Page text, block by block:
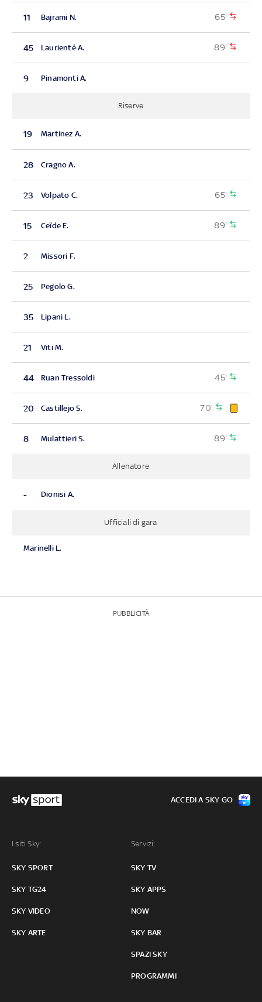
11 Bajrami N. 65'
45 Laurienté A. 89'
9 Pinamonti A.
Riserve
19 Martinez A.
28 Cragno A.
23 Volpato C. 65'
15 Ceïde E. 89'
2 Missori F.
25 Pegolo G.
35 Lipani L.
21 Viti M.
44 Ruan Tressoldi 45'
20 Castillejo S. 70'
8 Mulattieri S. 89'
Allenatore
- Dionisi A.
Ufficiali di gara
Marinelli L.
PUBBLICITÀ
I siti Sky:
SKY SPORT
SKY TG24
SKY VIDEO
SKY ARTE
Servizi:
SKY TV
SKY APPS
NOW
SKY BAR
SPAZI SKY
PROGRAMMI
ACCEDI A SKY GO